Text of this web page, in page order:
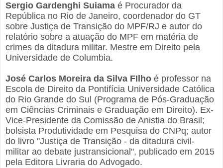
Sergio Gardenghi Suiama é Procurador da
República no Rio de Janeiro, coordenador do GT
sobre Justiça de Transição do MPF/RJ e autor do
relatório sobre a atuação do MPF em matéria de
crimes da ditadura militar. Mestre em Direito pela
Universidade de Columbia.
José Carlos Moreira da Silva FIlho é professor na
Escola de Direito da Pontifícia Universidade Católica
do Rio Grande do Sul (Programa de Pós-Graduação
em Ciências Criminais e Graduação em Direito). Ex-
Vice-Presidente da Comissão de Anistia do Brasil;
bolsista Produtividade em Pesquisa do CNPq; autor
do livro "Justiça de Transição - da ditadura civil-
militar ao debate justransicional", publicado em 2015
pela Editora Livraria do Advogado.